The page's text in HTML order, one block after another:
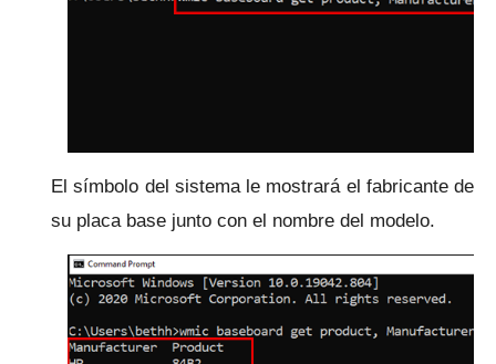
El símbolo del sistema le mostrará el fabricante de
su placa base junto con el nombre del modelo.